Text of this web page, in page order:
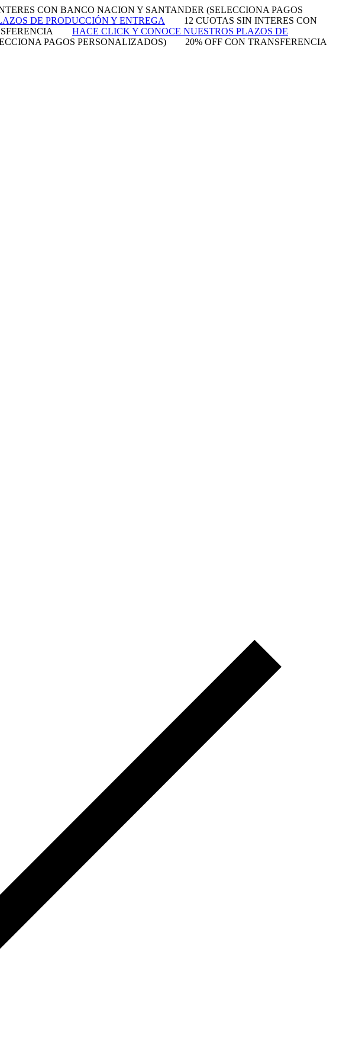
CON BANCO NACION Y SANTANDER (SELECCIONA PAGOS
DE PRODUCCIÓN Y ENTREGA
12 CUOTAS SIN INTERES CON
HACE CLICK Y CONOCE NUESTROS PLAZOS DE
PAGOS PERSONALIZADOS) 20% OFF CON TRANSFERENCIA